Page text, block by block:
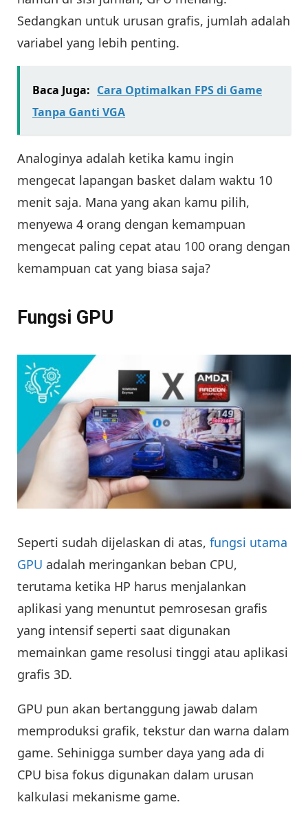
Sedangkan untuk urusan grafis, jumlah adalah
variabel yang lebih penting.
Baca Juga: Cara Optimalkan FPS di Game
Tanpa Ganti VGA
Analoginya adalah ketika kamu ingin
mengecat lapangan basket dalam waktu 10
menit saja. Mana yang akan kamu pilih,
menyewa 4 orang dengan kemampuan
mengecat paling cepat atau 100 orang dengan
kemampuan cat yang biasa saja?
Fungsi GPU
Seperti sudah dijelaskan di atas, fungsi utama
GPU adalah meringankan beban CPU,
terutama ketika HP harus menjalankan
aplikasi yang menuntut pemrosesan grafis
yang intensif seperti saat digunakan
memainkan game resolusi tinggi atau aplikasi
grafis 3D.
GPU pun akan bertanggung jawab dalam
memproduksi grafik, tekstur dan warna dalam
game. Sehinigga sumber daya yang ada di
CPU bisa fokus digunakan dalam urusan
kalkulasi mekanisme game.